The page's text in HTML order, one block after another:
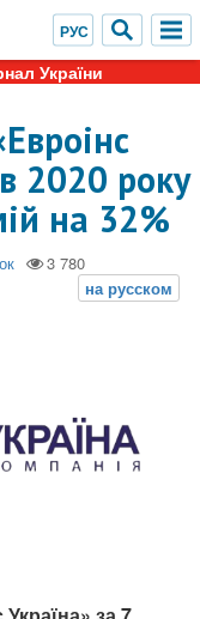
України
2020 року
на 32%